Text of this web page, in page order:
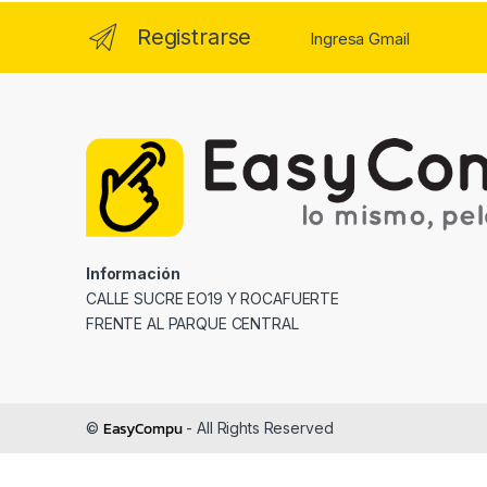
Registrarse Ingresa Gmail
Información
CALLE SUCRE EO19 Y ROCAFUERTE
FRENTE AL PARQUE CENTRAL
© EasyCompu- All Rights Reserved